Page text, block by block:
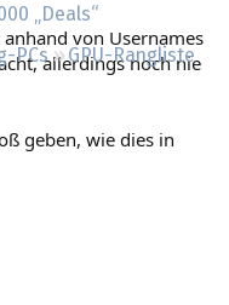
„Deals“
PCs
GPU-Rangliste
von Usernames
allerdings noch nie
geben, wie dies in